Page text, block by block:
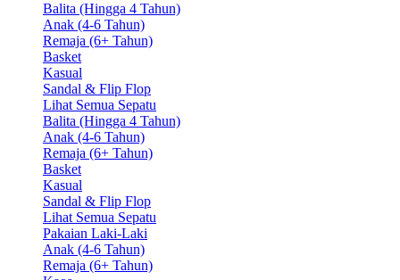
Balita (Hingga 4 Tahun)
Anak (4-6 Tahun)
Remaja (6+ Tahun)
Basket
Kasual
Sandal & Flip Flop
Lihat Semua Sepatu
Balita (Hingga 4 Tahun)
Anak (4-6 Tahun)
Remaja (6+ Tahun)
Basket
Kasual
Sandal & Flip Flop
Lihat Semua Sepatu
Pakaian Laki-Laki
Anak (4-6 Tahun)
Remaja (6+ Tahun)